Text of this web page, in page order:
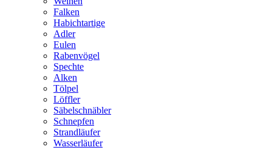
Falken
Habichtartige
Adler
Eulen
Rabenvögel
Spechte
Alken
Tölpel
Löffler
Säbelschnäbler
Schnepfen
Strandläufer
Wasserläufer